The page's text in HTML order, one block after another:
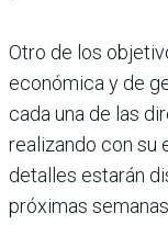
Otro de los
económica y de
cada una de las
realizando con su
detalles estarán
próximas